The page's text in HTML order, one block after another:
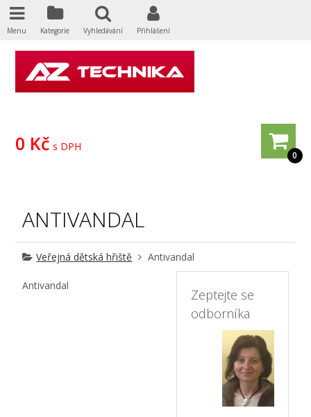
0
0 Kč s DPH
ANTIVANDAL
Veřejná dětská hřiště Antivandal
Zeptejte se
odborníka
Antivandal
Menu Kategorie Vyhledávání Přihlášení